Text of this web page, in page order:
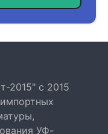
2015" с 2015
УФ-